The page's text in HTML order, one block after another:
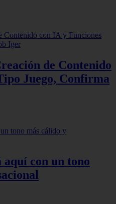
de Contenido
Juego, Confirma
aquí con un tono